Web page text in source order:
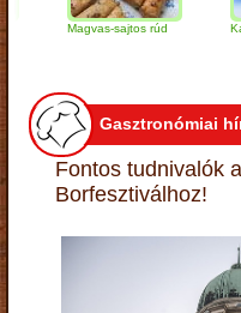
Magvas-sajtos rúd
Gasztronómiai
Fontos tudnivalók
Borfesztiválhoz!